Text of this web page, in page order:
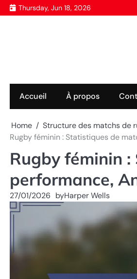
Skip
to
Thursday, Jun 18, 2026
Accueil À propos
Home
Structure des matchs de
Rugby féminin : Statistiques de
Rugby féminin
performance,
27/01/2026 byHarper Wells